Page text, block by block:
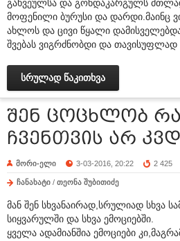
გახვეულსა და გონდაკარგულს
მოფენილი ბურუსი და დარდი.მაინც
ახლოს და ცივი წყალი
შვებას ვიგრძნობდი და თავისუფლად
სრულად წაკითხვა
შენ ცოცხლობ
ჩვენთვის არ
მორი-ელი 3-03-2016, 20:22 2 425
ჩანახატი / თეონა შუბითიძე
მან შენ სხვანაირად,სრულიად სხვა
სიყვარულში და სხვა ემოციებში.
ყველა ადამიანშია ემოციები